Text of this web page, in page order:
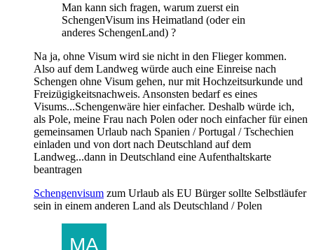
Man kann sich fragen, warum zuerst ein
SchengenVisum ins Heimatland (oder ein
anderes SchengenLand) ?
Na ja, ohne Visum wird sie nicht in den Flieger kommen.
Also auf dem Landweg würde auch eine Einreise nach
Schengen ohne Visum gehen, nur mit Hochzeitsurkunde und
Freizügigkeitsnachweis. Ansonsten bedarf es eines
Visums...Schengenwäre hier einfacher. Deshalb würde ich,
als Pole, meine Frau nach Polen oder noch einfacher für einen
gemeinsamen Urlaub nach Spanien / Portugal / Tschechien
einladen und von dort nach Deutschland auf dem
Landweg...dann in Deutschland eine Aufenthaltskarte
beantragen
Schengenvisum zum Urlaub als EU Bürger sollte Selbstläufer
sein in einem anderen Land als Deutschland / Polen